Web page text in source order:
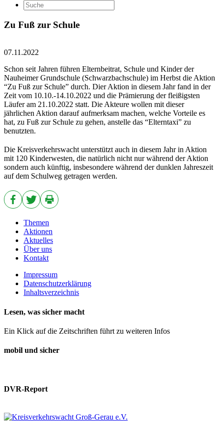
Zu Fuß zur Schule
07.11.2022
Schon seit Jahren führen Elternbeitrat, Schule und Kinder der
Nauheimer Grundschule (Schwarzbachschule) im Herbst die Aktion
“Zu Fuß zur Schule” durch. Dier Aktion in diesem Jahr fand in der
Zeit vom 10.10.-14.10.2022 und die Prämierung der fleißigsten
Läufer am 21.10.2022 statt. Die Akteure wollen mit dieser
jährlichen Aktion darauf aufmerksam machen, welche Vorteile es
hat, zu Fuß zur Schule zu gehen, anstelle das “Elterntaxi” zu
benutzten.
Die Kreisverkehrswacht unterstützt auch in diesem Jahr in Aktion
mit 120 Kinderwesten, die natürlich nicht nur während der Aktion
sondern auch künftig, insbesondere während der dunklen Jahreszeit
auf dem Schulweg getragen werden.
Themen
Aktionen
Aktuelles
Über uns
Kontakt
Impressum
Datenschutzerklärung
Inhaltsverzeichnis
Lesen, was sicher macht
Ein Klick auf die Zeitschriften führt zu weiteren Infos
mobil und sicher
DVR-Report